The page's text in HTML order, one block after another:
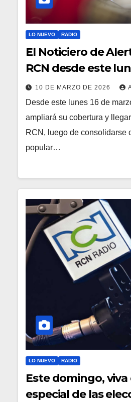
LO NUEVO RADIO
El Noticiero de
RCN desde este
10 DE MARZO DE 2026
Desde este lunes 16 de
ampliará su cobertura y
RCN, luego de consolidarse
popular…
LO NUEVO RADIO
Este domingo,
especial de las